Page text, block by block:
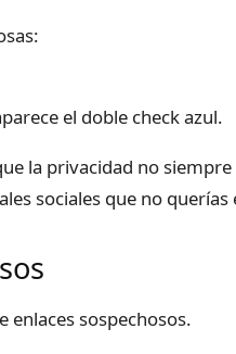
el doble check azul.
la privacidad no
sociales que no
enlaces sospechosos.